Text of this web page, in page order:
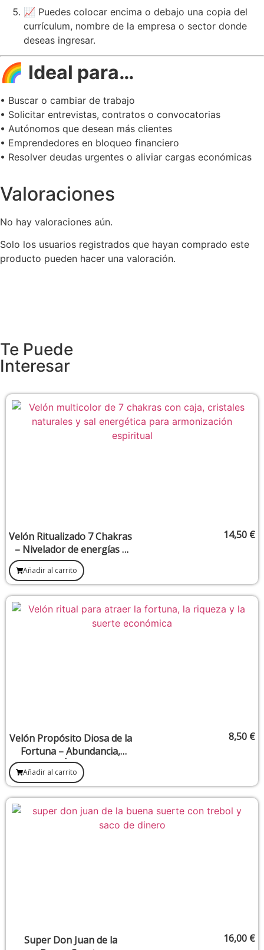
📈 Puedes colocar encima o debajo una copia del
currículum, nombre de la empresa o sector donde
deseas ingresar.
🌈 Ideal para…
• Buscar o cambiar de trabajo
• Solicitar entrevistas, contratos o convocatorias
• Autónomos que desean más clientes
• Emprendedores en bloqueo financiero
• Resolver deudas urgentes o aliviar cargas económicas
Valoraciones
No hay valoraciones aún.
Solo los usuarios registrados que hayan comprado este
producto pueden hacer una valoración.
Te Puede
Interesar
Velón Ritualizado 7 Chakras
– Nivelador de energías y
armonización espiritual
14,50 €
Añadir al carrito
Velón Propósito Diosa de la
Fortuna – Abundancia,
Riqueza y Éxito Material
8,50 €
Añadir al carrito
Super Don Juan de la
16,00 €